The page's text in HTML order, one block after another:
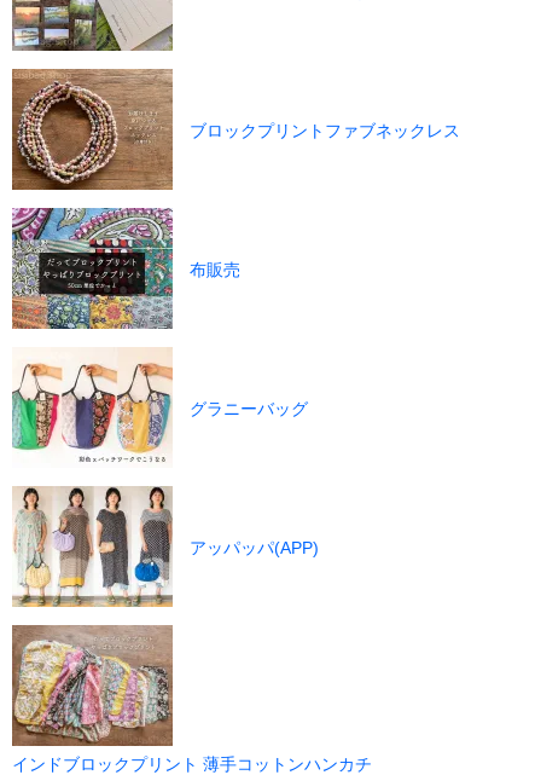
ブロックプリントファブネックレス
布販売
グラニーバッグ
アッパッパ(APP)
インドブロックプリント 薄手コットンハンカチ